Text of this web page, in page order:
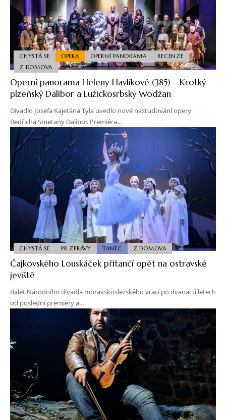
CHYSTÁ SE OPERA OPERNÍ PANORAMA
RECENZE
Z DOMOVA
Operní panorama Heleny Havlíkové (385) – Krotký
plzeňský Dalibor a Lužickosrbský Wodźan
Divadlo Josefa Kajetána Tyla uvedlo nové nastudování opery
Bedřicha Smetany Dalibor. Premiéra…
CHYSTÁ SE PR ZPRÁVY TANEC Z DOMOVA
Čajkovského Louskáček přitančí opět na ostravské
jeviště
Balet Národního divadla moravskoslezského vrací po dvanácti letech
od poslední premiéry a…